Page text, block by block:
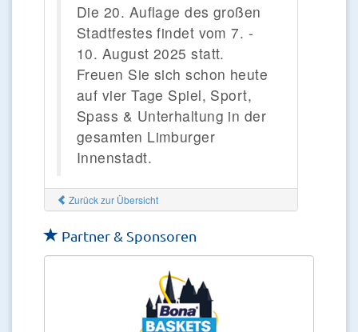
Die 20. Auflage des großen
Stadtfestes findet vom 7. -
10. August 2025 statt.
Freuen Sie sich schon heute
auf vier Tage Spiel, Sport,
Spass & Unterhaltung in der
gesamten Limburger
Innenstadt.
Zurück zur Übersicht
Partner & Sponsoren